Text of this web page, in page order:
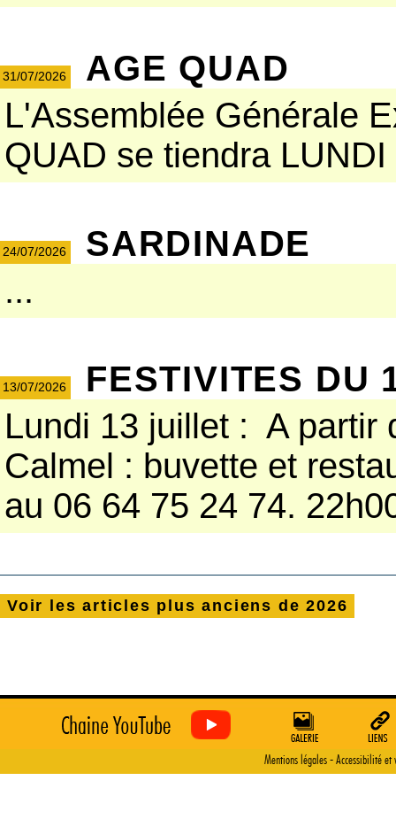
31/07/2026
AGE QUAD
L'Assemblée Générale
QUAD se tiendra
24/07/2026
SARDINADE
...
13/07/2026
FESTIVITES DU
Lundi 13 juillet : A partir
Calmel : buvette et
au 06 64 75 24 74.
Voir les articles plus anciens de2026
Mentions légales- Accessibilité et